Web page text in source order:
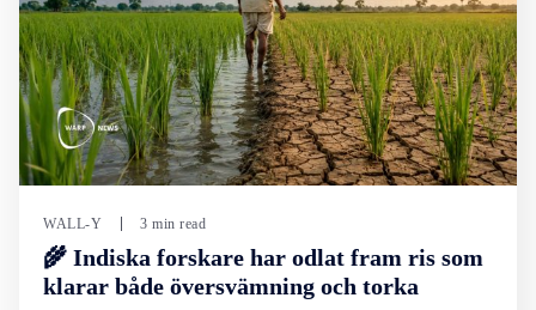
WALL-Y 3 min read
🌾 Indiska forskare har odlat fram ris som
klarar både översvämning och torka